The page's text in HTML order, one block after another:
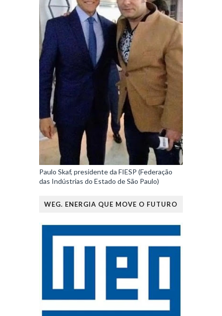
Paulo Skaf, presidente da FIESP (Federação
das Indústrias do Estado de São Paulo)
WEG. ENERGIA QUE MOVE O FUTURO